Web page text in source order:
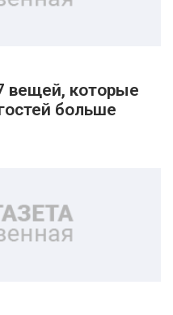
вещей, которые
больше